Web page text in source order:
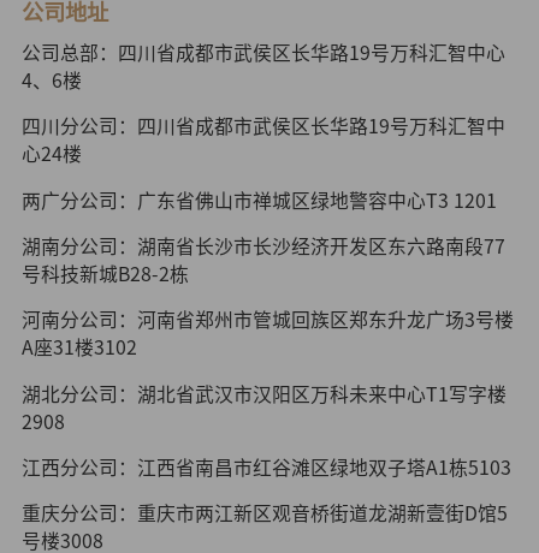
公司地址
公司总部：四川省成都市武侯区长华路19号万科汇智中心
4、6楼
四川分公司：四川省成都市武侯区长华路19号万科汇智中
心24楼
两广分公司：广东省佛山市禅城区绿地警容中心T3 1201
湖南分公司：湖南省长沙市长沙经济开发区东六路南段77
号科技新城B28-2栋
河南分公司：河南省郑州市管城回族区郑东升龙广场3号楼
A座31楼3102
湖北分公司：湖北省武汉市汉阳区万科未来中心T1写字楼
2908
江西分公司：江西省南昌市红谷滩区绿地双子塔A1栋5103
重庆分公司：重庆市两江新区观音桥街道龙湖新壹街D馆5
号楼3008